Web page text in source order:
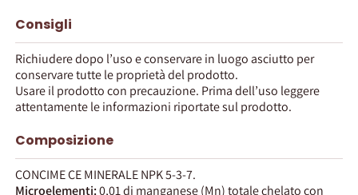
Consigli
Richiudere dopo l’uso e conservare in luogo asciutto per
conservare tutte le proprietà del prodotto.
Usare il prodotto con precauzione. Prima dell’uso leggere
attentamente le informazioni riportate sul prodotto.
Composizione
CONCIME CE MINERALE NPK 5-3-7.
Microelementi:0,01 di manganese (Mn) totale chelato con